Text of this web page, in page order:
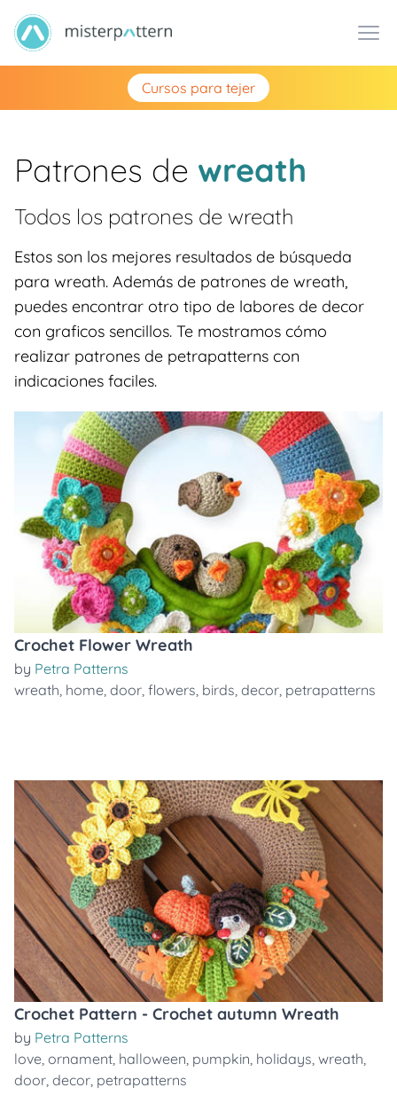
Cursos para tejer
Patrones de wreath
Todos los patrones de wreath
Estos son los mejores resultados de búsqueda
para wreath. Además de patrones de wreath,
puedes encontrar otro tipo de labores de decor
con graficos sencillos. Te mostramos cómo
realizar patrones de petrapatterns con
indicaciones faciles.
Crochet Flower Wreath
by Petra Patterns
wreath, home, door, flowers, birds, decor, petrapatterns
Crochet Pattern - Crochet autumn Wreath
by Petra Patterns
love, ornament, halloween, pumpkin, holidays, wreath,
door, decor, petrapatterns